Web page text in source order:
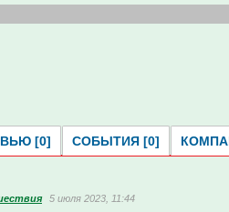
[0] СОБЫТИЯ [0]
5 июля 2023, 11:44